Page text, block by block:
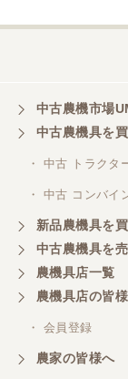
対応も
三重県／
対応あ
三重県／
共立シュ
く、エン
ざいまし
三重県／
中古農機市場
中古農機具を買
・ 中古 トラクタ
・ 中古 コンバイ
新品農機具を買
中古農機具を
農機具店一覧
農機具店の皆
・ 会員登録
農家の皆様へ